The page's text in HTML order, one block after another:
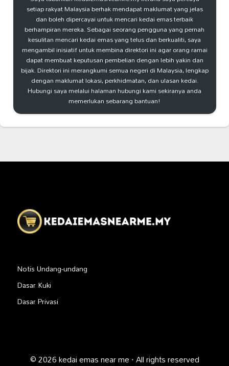
setiap rakyat Malaysia berhak mendapat maklumat yang jelas
dan boleh dipercayai untuk mencari kedai emas terbaik
berhampiran mereka. Sebagai seorang pengguna yang pernah
kesulitan mencari kedai emas yang telus dan berkualiti, saya
mengambil inisiatif untuk membina direktori ini agar orang ramai
dapat membuat keputusan pembelian dengan lebih yakin dan
bijak. Direktori ini merangkumi semua negeri di Malaysia, lengkap
dengan maklumat lokasi, perkhidmatan, dan ulasan kedai.
Hubungi saya melalui halaman hubungi kami sekiranya anda
memerlukan sebarang bantuan!
Notis Undang-undang
Dasar Kuki
Dasar Privasi
© 2026 kedai emas near me · All rights reserved